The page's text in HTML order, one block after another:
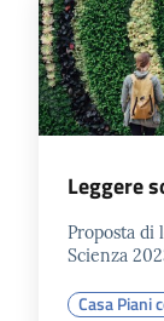
Seguici
su
Leggere
Proposta di
Scienza
Casa Piani